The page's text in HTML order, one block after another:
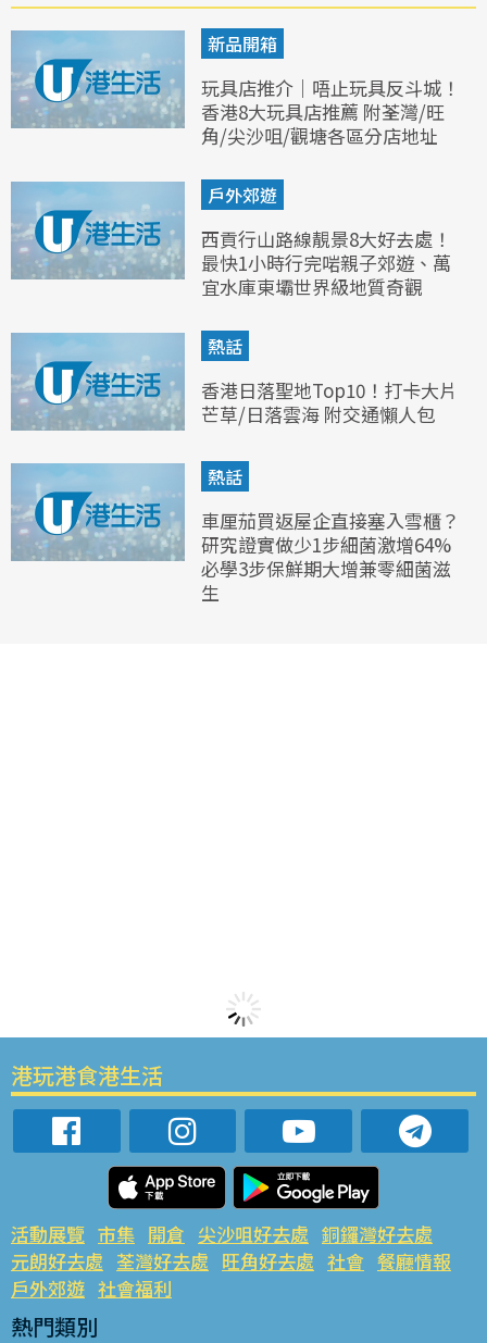
新品開箱
玩具店推介｜唔止玩具反斗城！
香港8大玩具店推薦 附荃灣/旺
角/尖沙咀/觀塘各區分店地址
戶外郊遊
西貢行山路線靚景8大好去處！
最快1小時行完啱親子郊遊、萬
宜水庫東壩世界級地質奇觀
熱話
香港日落聖地Top10！打卡大片
芒草/日落雲海 附交通懶人包
熱話
車厘茄買返屋企直接塞入雪櫃？
研究證實做少1步細菌激增64%
必學3步保鮮期大增兼零細菌滋
生
港玩港食港生活
活動展覽 市集 開倉 尖沙咀好去處 銅鑼灣好去處
元朗好去處 荃灣好去處 旺角好去處 社會 餐廳情報
戶外郊遊 社會福利
熱門類別